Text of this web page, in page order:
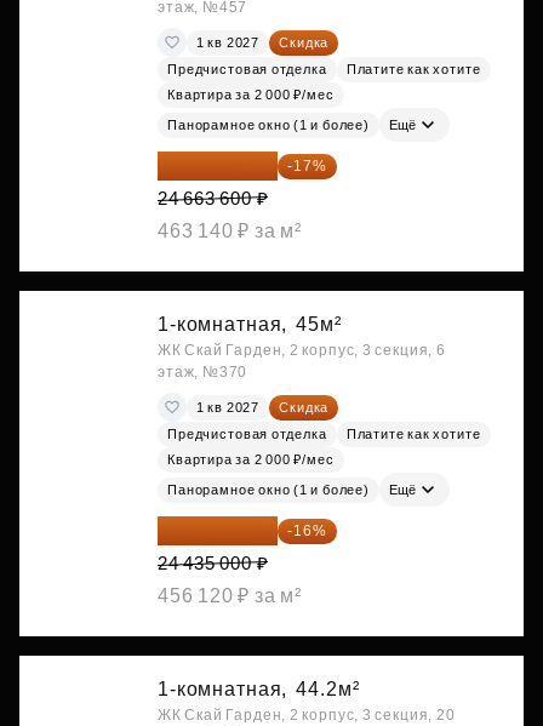
этаж, №457
1 кв 2027
Скидка
Предчистовая отделка
Платите как хотите
Квартира за 2 000 ₽/мес
Панорамное окно (1 и более) Ещё
20 470 788 ₽ -17%
24 663 600 ₽
463 140 ₽ за м²
1-комнатная, 45м²
ЖК Скай Гарден, 2 корпус, 3 секция, 6
этаж, №370
1 кв 2027
Скидка
Предчистовая отделка
Платите как хотите
Квартира за 2 000 ₽/мес
Панорамное окно (1 и более) Ещё
20 525 400 ₽ -16%
24 435 000 ₽
456 120 ₽ за м²
1-комнатная, 44.2м²
ЖК Скай Гарден, 2 корпус, 3 секция, 20